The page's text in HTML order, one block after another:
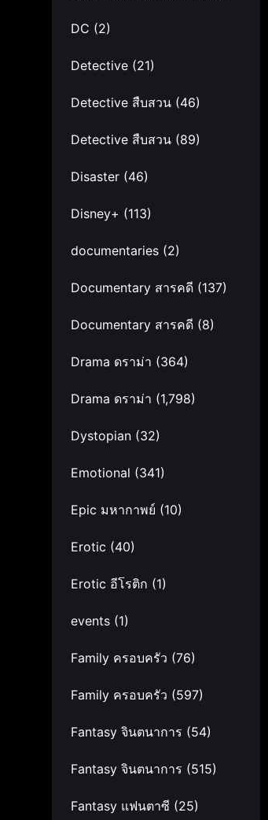
DC (2)
Detective (21)
Detective สืบสวน (46)
Detective สืบสวน (89)
Disaster (46)
Disney+ (113)
documentaries (2)
Documentary สารคดี (137)
Documentary สารคดี (8)
Drama ดราม่า (364)
Drama ดราม่า (1,798)
Dystopian (32)
Emotional (341)
Epic มหากาพย์ (10)
Erotic (40)
Erotic อีโรติก (1)
events (1)
Family ครอบครัว (76)
Family ครอบครัว (597)
Fantasy จินตนาการ (54)
Fantasy จินตนาการ (515)
Fantasy แฟนตาซี (25)